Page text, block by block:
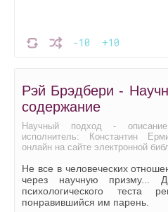
-10 +10
Рэй Брэдбери -
содержание
Научный подход -
исполнитель: Константин
онлайн на сайте электронной
Не все в человеческих
через научную призму...
психологического теста
понравившийся им парень.